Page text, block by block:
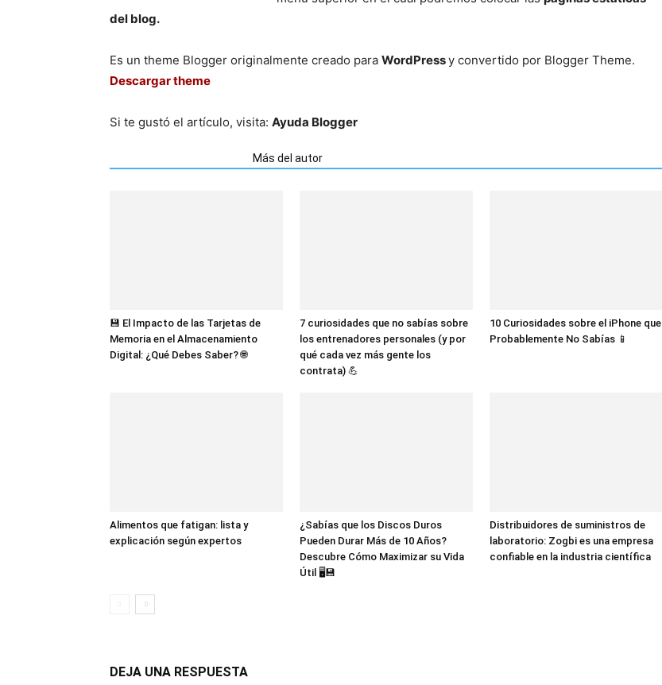
Mundo
del blog.
Es un theme Blogger originalmente creado para WordPressy convertido por Blogger Theme.
Descargar theme
Si te gustó el artículo, visita: Ayuda Blogger
Más del autor
💾 El Impacto de las Tarjetas de
Memoria en el Almacenamiento
Digital: ¿Qué Debes Saber? 🌐
7 curiosidades que no sabías sobre
los entrenadores personales (y por
qué cada vez más gente los
contrata) 💪
10 Curiosidades sobre el iPhone que
Probablemente No Sabías 📱
Alimentos que fatigan: lista y
explicación según expertos
¿Sabías que los Discos Duros
Pueden Durar Más de 10 Años?
Descubre Cómo Maximizar su Vida
Útil 🖥️💾
Distribuidores de suministros de
laboratorio: Zogbi es una empresa
confiable en la industria científica
DEJA UNA RESPUESTA